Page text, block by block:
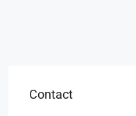
Contact